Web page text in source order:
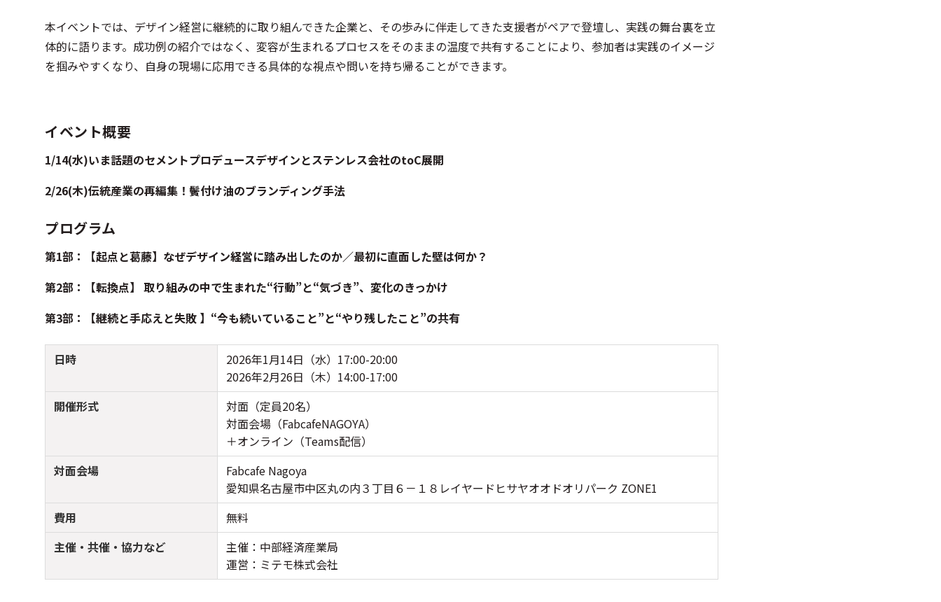
本イベントでは、デザイン経営に継続的に取り組んできた企業と、その歩みに伴走してきた支援者がペアで登壇し、実践の舞台裏を立
体的に語ります。成功例の紹介ではなく、変容が生まれるプロセスをそのままの温度で共有することにより、参加者は実践のイメージ
を掴みやすくなり、自身の現場に応用できる具体的な視点や問いを持ち帰ることができます。
イベント概要
1/14(水)いま話題のセメントプロデュースデザインとステンレス会社のtoC展開
2/26(木)伝統産業の再編集！鬢付け油のブランディング手法
プログラム
第1部：【起点と葛藤】なぜデザイン経営に踏み出したのか／最初に直面した壁は何か？
第2部：【転換点】 取り組みの中で生まれた“行動”と“気づき”、変化のきっかけ
第3部：【継続と手応えと失敗 】“今も続いていること”と“やり残したこと”の共有
日時
2026年1月14日（水）17:00-20:00
2026年2月26日（木）14:00-17:00
開催形式
対面（定員20名）
対面会場（FabcafeNAGOYA）
＋オンライン（Teams配信）
対面会場
Fabcafe Nagoya
愛知県名古屋市中区丸の内３丁目６－１８レイヤードヒサヤオオドオリパーク ZONE1
費用
無料
主催・共催・協力など
主催：中部経済産業局
運営：ミテモ株式会社